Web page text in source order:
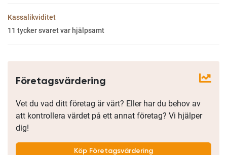
Kassalikviditet
11 tycker svaret var hjälpsamt
Företagsvärdering
Vet du vad ditt företag är värt? Eller har du behov av
att kontrollera värdet på ett annat företag? Vi hjälper
dig!
Köp Företagsvärdering